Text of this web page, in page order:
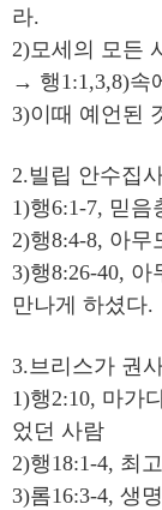
라.
2)모세의 모든
→ 행1:1,3,8)속
3)이때 예언된
2.빌립 안수집
1)행6:1-7, 믿
2)행8:4-8, 아
3)행8:26-40,
만나게 하셨다.
3.브리스가 권
1)행2:10, 마가
었던 사람
2)행18:1-4, 최
3)롬16:3-4, 생